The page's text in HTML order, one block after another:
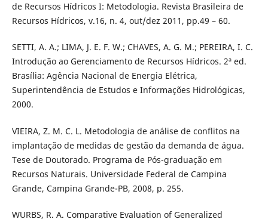
de Recursos Hídricos I: Metodologia. Revista Brasileira de
Recursos Hídricos, v.16, n. 4, out/dez 2011, pp.49 – 60.
SETTI, A. A.; LIMA, J. E. F. W.; CHAVES, A. G. M.; PEREIRA, I. C.
Introdução ao Gerenciamento de Recursos Hídricos. 2ª ed.
Brasília: Agência Nacional de Energia Elétrica,
Superintendência de Estudos e Informações Hidrológicas,
2000.
VIEIRA, Z. M. C. L. Metodologia de análise de conflitos na
implantação de medidas de gestão da demanda de água.
Tese de Doutorado. Programa de Pós-graduação em
Recursos Naturais. Universidade Federal de Campina
Grande, Campina Grande-PB, 2008, p. 255.
WURBS, R. A. Comparative Evaluation of Generalized